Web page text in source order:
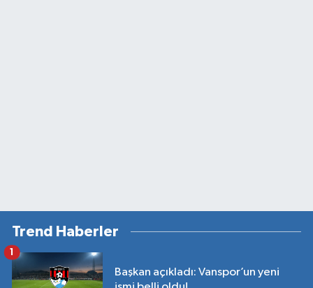
Trend Haberler
Başkan açıkladı: Vanspor’un yeni
1